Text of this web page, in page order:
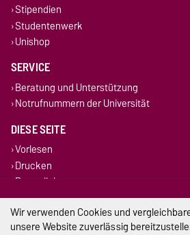
Stipendien
Studentenwerk
Unishop
SERVICE
Beratung und Unterstützung
Notrufnummern der Universität
DIESE SEITE
Vorlesen
Drucken
Permalink
Impressum
Wir verwenden Cookies und
unsere Website zuverlässig